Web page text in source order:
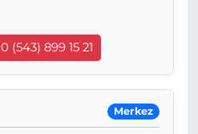
0 (543) 899 15 21
Merkez